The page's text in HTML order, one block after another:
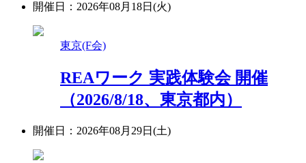
開催日：2026年08月18日(火)
東京(F会)
REAワーク 実践体験会 開催
（2026/8/18、東京都内）
開催日：2026年08月29日(土)